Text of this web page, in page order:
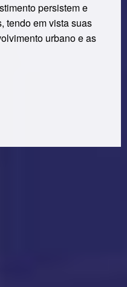
persistem e
tendo em vista suas
urbano e as